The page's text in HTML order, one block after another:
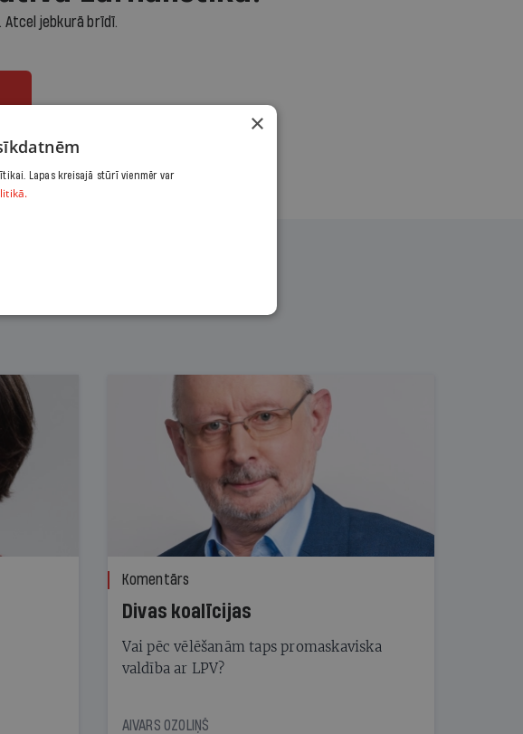
Atcel jebkurā brīdī.
šeit
Komentārs
Divas koalīcijas
Vai pēc vēlēšanām taps promaskaviska
valdība ar LPV?
AIVARS OZOLIŅŠ
×
Lapas kreisajā stūrī vienmēr var